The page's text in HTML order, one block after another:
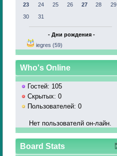
23
24 25 26 27 28
29
30
31
- Дни рождения -
iegres (59)
Who's Online
Гостей: 105
Скрытых: 0
Пользователей: 0
Нет пользователй он-лайн.
Board Stats